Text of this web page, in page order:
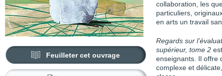
Feuilleter cet ouvrage
collaboration, les
particuliers,
en arts un travail
Regards sur
supérieur, tome 2
enseignants. Il offre
complexe et